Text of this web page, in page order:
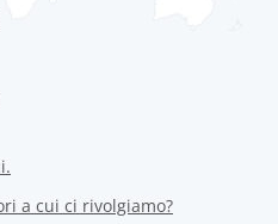
a cui ci rivolgiamo?